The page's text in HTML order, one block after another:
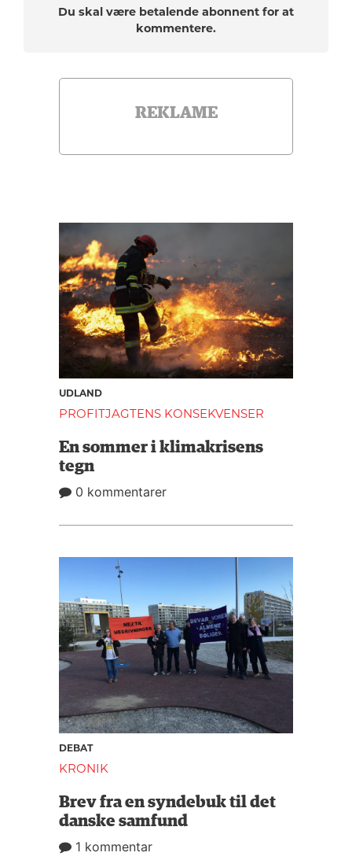
Du skal være betalende abonnent for at
kommentere.
REKLAME
UDLAND
PROFITJAGTENS KONSEKVENSER
En sommer i klimakrisens
tegn
0 kommentarer
DEBAT
KRONIK
Brev fra en syndebuk til det
danske samfund
1 kommentar